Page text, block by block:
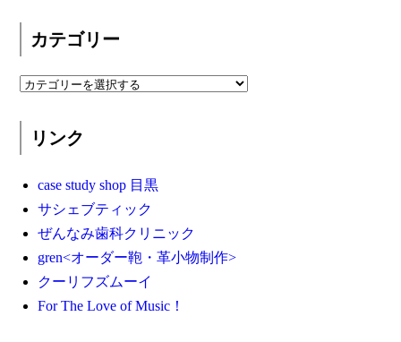
カテゴリー
リンク
case study shop 目黒
サシェブティック
ぜんなみ歯科クリニック
gren<オーダー鞄・革小物制作>
クーリフズムーイ
For The Love of Music！